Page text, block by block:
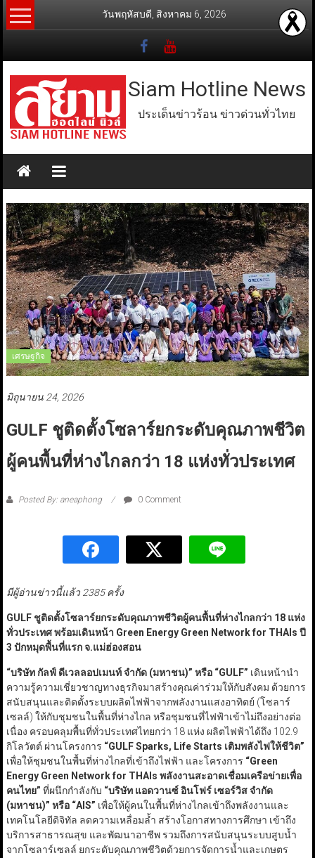
Skip
to
วันพฤหัสบดี, สิงหาคม 6, 2026
Siam Hotline News
ประเด็นข่าวร้อน ข่าวด่วนทั่วไทย
เศรษฐกิจ
มิถุนายน 24, 2026
GULF ชูติดตั้งโซลาร์ยกระดับคุณภาพชีวิต
ผู้คนพื้นที่ห่างไกลกว่า 18 แห่งทั่วประเทศ
Posted By: aneaphong 0 Comment
มีผู้อ่านข่าวนี้แล้ว 2385 ครั้ง
GULF ชูติดตั้งโซลาร์ยกระดับคุณภาพชีวิตผู้คนพื้นที่ห่างไกลกว่า 18 แห่ง
ทั่วประเทศ พร้อมเดินหน้า Green Energy Green Network for THAIs ปี
3 ปักหมุดพื้นที่แรก จ.แม่ฮ่องสอน
“บริษัท กัลฟ์ ดีเวลลอปเมนท์ จำกัด (มหาชน)” หรือ “GULF” เดินหน้านำ
ความรู้ความเชี่ยวชาญทางธุรกิจมาสร้างคุณค่าร่วมให้กับสังคม ด้วยการ
สนับสนุนและติดตั้งระบบผลิตไฟฟ้าจากพลังงานแสงอาทิตย์ (โซลาร์
เซลล์) ให้กับชุมชนในพื้นที่ห่างไกล หรือชุมชนที่ไฟฟ้าเข้าไม่ถึงอย่างต่อ
เนื่อง ครอบคลุมพื้นที่ทั่วประเทศไทยกว่า 18 แห่ง ผลิตไฟฟ้าได้ถึง 102.9
กิโลวัตต์ ผ่านโครงการ “GULF Sparks, Life Starts เติมพลังไฟให้ชีวิต”
เพื่อให้ชุมชนในพื้นที่ห่างไกลที่เข้าถึงไฟฟ้า และโครงการ “Green
Energy Green Network for THAIs พลังงานสะอาดเชื่อมเครือข่ายเพื่อ
คนไทย” ที่ผนึกกำลังกับ “บริษัท แอดวานซ์ อินโฟร์ เซอร์วิส จำกัด
(มหาชน)” หรือ “AIS” เพื่อให้ผู้คนในพื้นที่ห่างไกลเข้าถึงพลังงานและ
เทคโนโลยีดิจิทัล ลดความเหลื่อมล้ำ สร้างโอกาสทางการศึกษา เข้าถึง
บริการสาธารณสุข และพัฒนาอาชีพ รวมถึงการสนับสนุนระบบสูบน้ำ
จากโซลาร์เซลล์ ยกระดับคุณภาพชีวิตด้วยการจัดการน้ำและเกษตร